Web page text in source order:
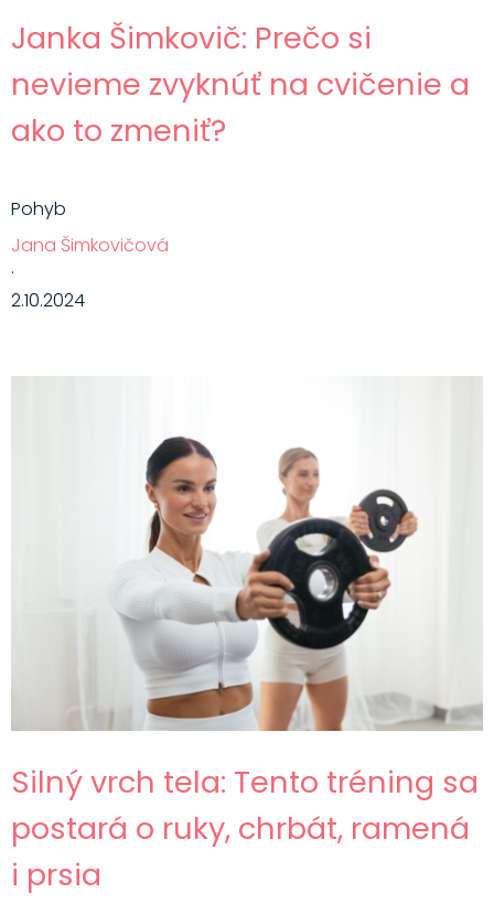
Janka Šimkovič: Prečo si
nevieme zvyknúť na cvičenie a
ako to zmeniť?
Pohyb
Jana Šimkovičová
·
2.10.2024
Silný vrch tela: Tento tréning sa
postará o ruky, chrbát, ramená
i prsia